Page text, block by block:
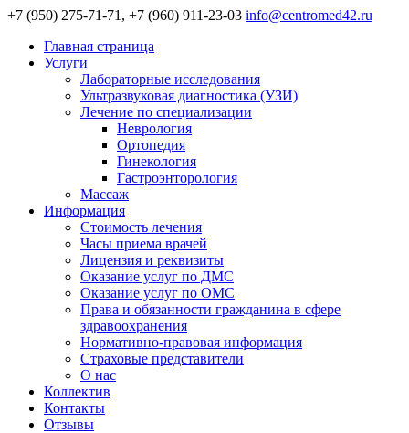
+7 (950) 275-71-71, +7 (960) 911-23-03 info@centromed42.ru
Главная страница
Услуги
Лабораторные исследования
Ультразвуковая диагностика (УЗИ)
Лечение по специализации
Неврология
Ортопедия
Гинекология
Гастроэнторология
Массаж
Информация
Стоимость лечения
Часы приема врачей
Лицензия и реквизиты
Оказание услуг по ДМС
Оказание услуг по ОМС
Права и обязанности гражданина в сфере
здравоохранения
Нормативно-правовая информация
Страховые представители
О нас
Коллектив
Контакты
Отзывы